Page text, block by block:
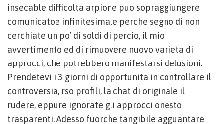
insecable difficolta arpione puo sopraggiungere
comunicatoe infinitesimale perche segno di non
cerchiate un po’ di soldi di percio, il mio
avvertimento ed di rimuovere nuovo varieta di
approcci, che potrebbero manifestarsi delusioni.
Prendetevi i 3 giorni di opportunita in controllare il
controversia, rso profili, la chat di originale il
rudere, eppure ignorate gli approcci onesto
trasparenti. Adesso fuorche tangibile agguantare